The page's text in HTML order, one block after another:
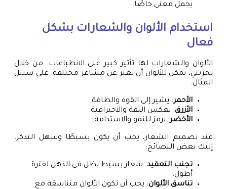
يحمل معنى خاصًا.
استخدام الألوان والشعارات بشكل
فعال
الألوان والشعارات لها تأثير كبير على الانطباعات. من خلال
تجربتي، يمكن للألوان أن تعبر عن مشاعر مختلفة. على سبيل
المثال:
الأحمر: يشير إلى القوة والطاقة.
الأزرق: يعكس الثقة والاحترافية.
الأخضر: يرمز للنمو والاستدامة.
عند تصميم الشعار، يجب أن يكون بسيطًا وسهل التذكر.
إليك بعض النصائح:
تجنب التعقيد: شعار بسيط يظل في الذهن لفترة
أطول.
تناسق الألوان: يجب أن تكون الألوان متناسقة مع